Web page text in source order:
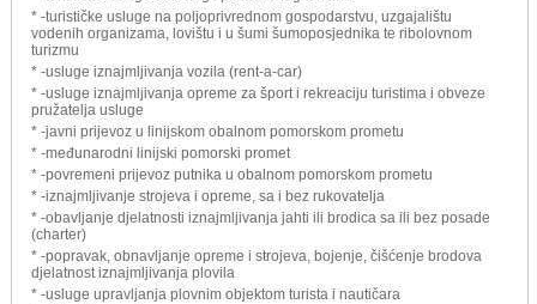
* -turističke usluge na poljoprivrednom gospodarstvu, uzgajalištu
vodenih organizama, lovištu i u šumi šumoposjednika te ribolovnom
turizmu
* -usluge iznajmljivanja vozila (rent-a-car)
* -usluge iznajmljivanja opreme za šport i rekreaciju turistima i obveze
pružatelja usluge
* -javni prijevoz u linijskom obalnom pomorskom prometu
* -međunarodni linijski pomorski promet
* -povremeni prijevoz putnika u obalnom pomorskom prometu
* -iznajmljivanje strojeva i opreme, sa i bez rukovatelja
* -obavljanje djelatnosti iznajmljivanja jahti ili brodica sa ili bez posade
(charter)
* -popravak, obnavljanje opreme i strojeva, bojenje, čišćenje brodova
djelatnost iznajmljivanja plovila
* -usluge upravljanja plovnim objektom turista i nautičara